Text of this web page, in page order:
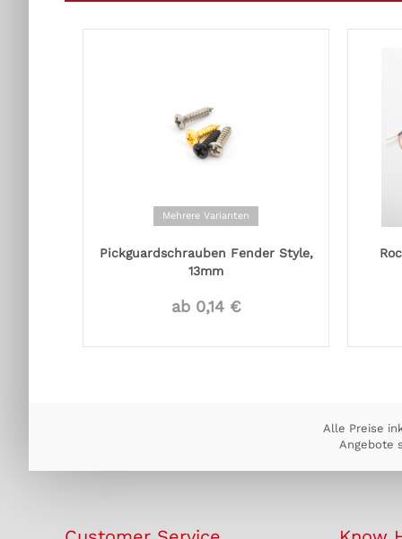
Mehrere Varianten
Pickguardschrauben Fender Style,
13mm
ab 0,14 €
Alle Preise
Angebote